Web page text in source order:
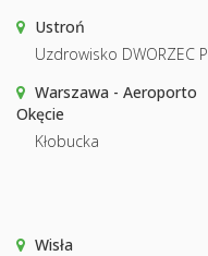
Ustroń
Uzdrowisko DWORZEC
Warszawa - Aeroporto
Okęcie
Kłobucka
Wisła